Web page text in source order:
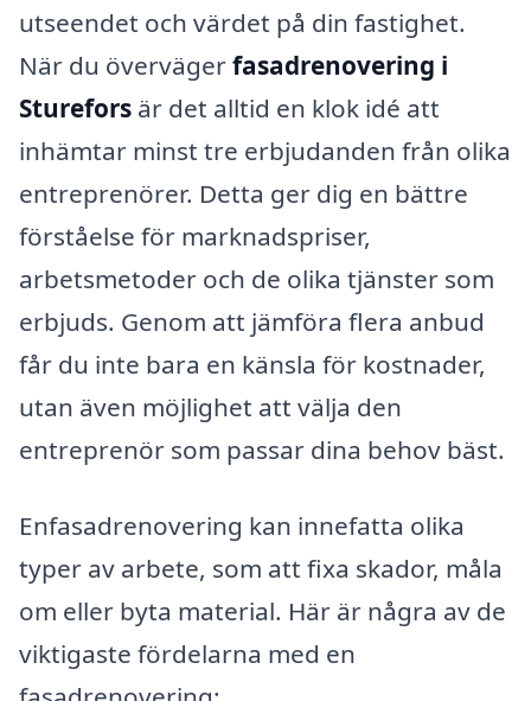
utseendet och värdet på din fastighet.
När du övervägerfasadrenovering i
Sturefors är det alltid en klok idé att
inhämtar minst tre erbjudanden från olika
entreprenörer. Detta ger dig en bättre
förståelse för marknadspriser,
arbetsmetoder och de olika tjänster som
erbjuds. Genom att jämföra flera anbud
får du inte bara en känsla för kostnader,
utan även möjlighet att välja den
entreprenör som passar dina behov bäst.
Enfasadrenovering kan innefatta olika
typer av arbete, som att fixa skador, måla
om eller byta material. Här är några av de
viktigaste fördelarna med en